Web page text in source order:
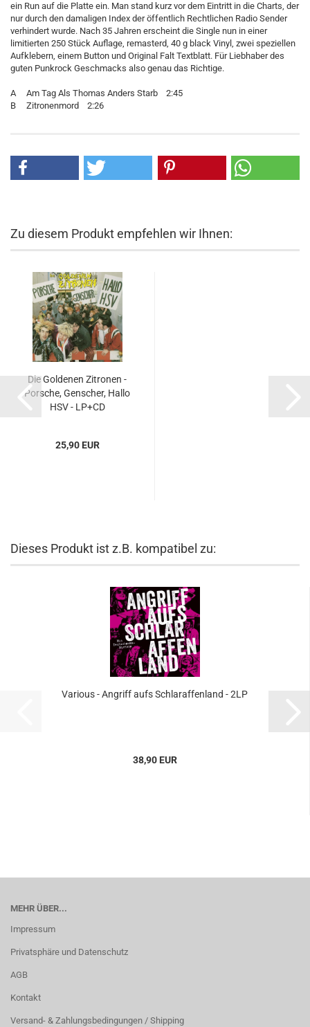
ein Run auf die Platte ein. Man stand kurz vor dem Eintritt in die Charts, der
nur durch den damaligen Index der öffentlich Rechtlichen Radio Sender
verhindert wurde. Nach 35 Jahren erscheint die Single nun in einer
limitierten 250 Stück Auflage, remasterd, 40 g black Vinyl, zwei speziellen
Aufklebern, einem Button und Original Falt Textblatt. Für Liebhaber des
guten Punkrock Geschmacks also genau das Richtige.
A Am Tag Als Thomas Anders Starb 2:45
B Zitronenmord 2:26
Zu diesem Produkt empfehlen wir Ihnen:
Die Goldenen Zitronen -
Porsche, Genscher, Hallo
HSV - LP+CD
25,90 EUR
Dieses Produkt ist z.B. kompatibel zu:
Various - Angriff aufs Schlaraffenland - 2LP
38,90 EUR
MEHR ÜBER...
Impressum
Privatsphäre und Datenschutz
AGB
Kontakt
Versand- & Zahlungsbedingungen / Shipping